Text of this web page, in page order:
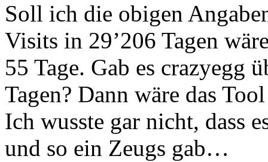
Soll ich die obigen
Visits in 29’206 Tagen
55 Tage. Gab es crazyegg
Tagen? Dann wäre das
Ich wusste gar nicht, dass
und so ein Zeugs gab…